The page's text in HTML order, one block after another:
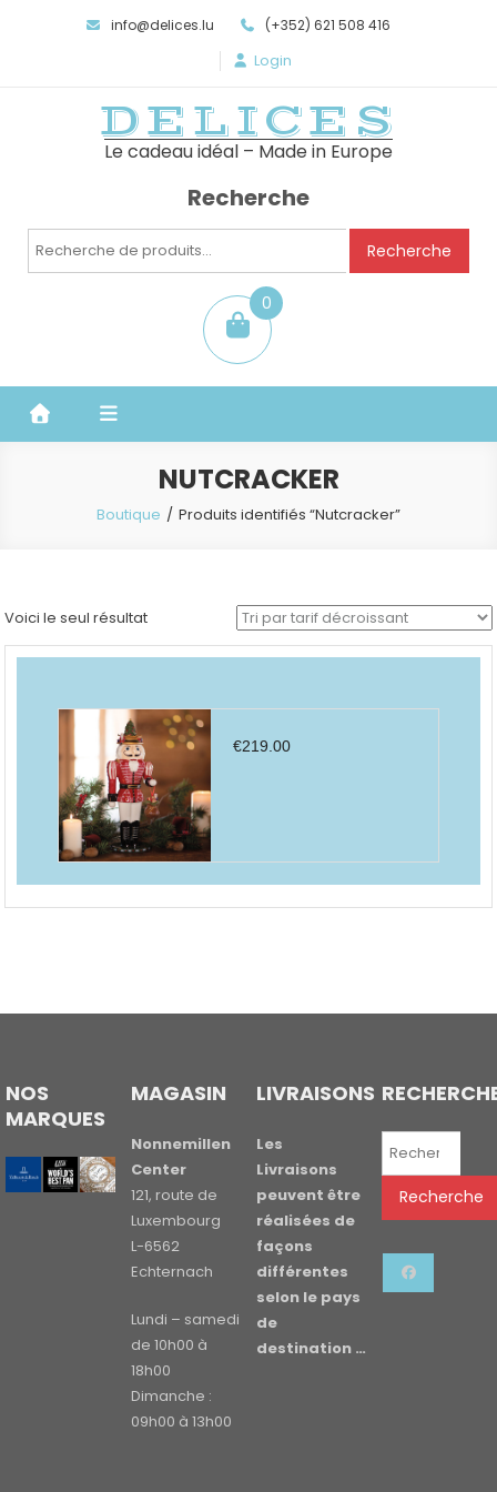
info@delices.lu (+352) 621 508 416
Login
DELICES
Le cadeau idéal – Made in Europe
Recherche
Recherche
Recherche
0
item
NUTCRACKER
Boutique Produits identifiés “Nutcracker”
Voici le seul résultat
€219.00
NOS
MARQUES
MAGASIN
Nonnemillen
Center
121, route de
Luxembourg
L-6562
Echternach
Lundi – samedi
de 10h00 à
18h00
Dimanche :
09h00 à 13h00
LIVRAISONS
Les
Livraisons
peuvent être
réalisées de
façons
différentes
selon le pays
de
destination …
Recherche